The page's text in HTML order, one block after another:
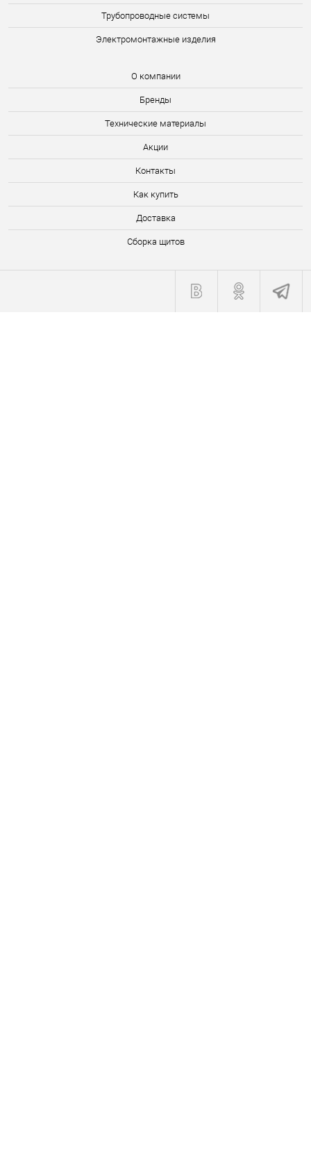
Трубопроводные системы
Электромонтажные изделия
О компании
Бренды
Технические материалы
Акции
Контакты
Как купить
Доставка
Сборка щитов